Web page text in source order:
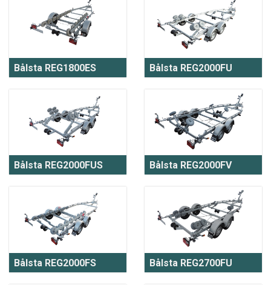
Bålsta REG1800ES Bålsta REG2000FU
Bålsta REG2000FUS Bålsta REG2000FV
Bålsta REG2000FS Bålsta REG2700FU